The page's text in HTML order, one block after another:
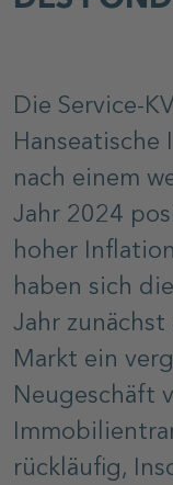
Die Service-
nach einem
Jahr 2024
hoher
haben sich
Jahr
Markt ein
Neugeschäft
rückläufig,